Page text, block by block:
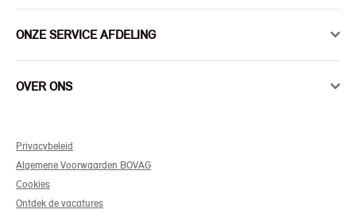
ONZE SERVICE AFDELING
OVER ONS
Privacybeleid
Algemene Voorwaarden BOVAG
Cookies
Ontdek de vacatures